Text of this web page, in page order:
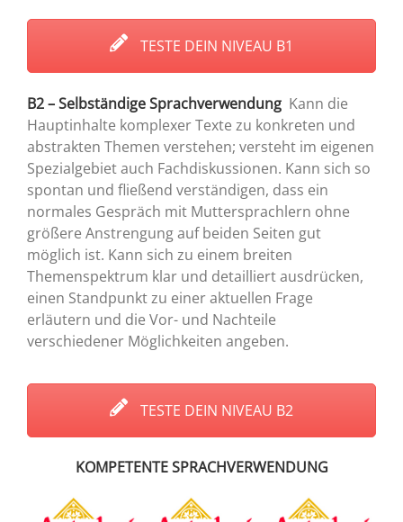
TESTE DEIN NIVEAU B1
B2 – Selbständige Sprachverwendung Kann die
Hauptinhalte komplexer Texte zu konkreten und
abstrakten Themen verstehen; versteht im eigenen
Spezialgebiet auch Fachdiskussionen. Kann sich so
spontan und fließend verständigen, dass ein
normales Gespräch mit Muttersprachlern ohne
größere Anstrengung auf beiden Seiten gut
möglich ist. Kann sich zu einem breiten
Themenspektrum klar und detailliert ausdrücken,
einen Standpunkt zu einer aktuellen Frage
erläutern und die Vor- und Nachteile
verschiedener Möglichkeiten angeben.
TESTE DEIN NIVEAU B2
KOMPETENTE SPRACHVERWENDUNG